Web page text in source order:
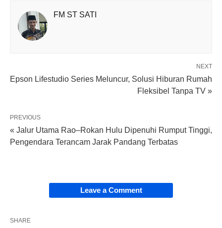
FM ST SATI
NEXT
Epson Lifestudio Series Meluncur, Solusi Hiburan Rumah
Fleksibel Tanpa TV »
PREVIOUS
« Jalur Utama Rao–Rokan Hulu Dipenuhi Rumput Tinggi,
Pengendara Terancam Jarak Pandang Terbatas
Leave a Comment
SHARE